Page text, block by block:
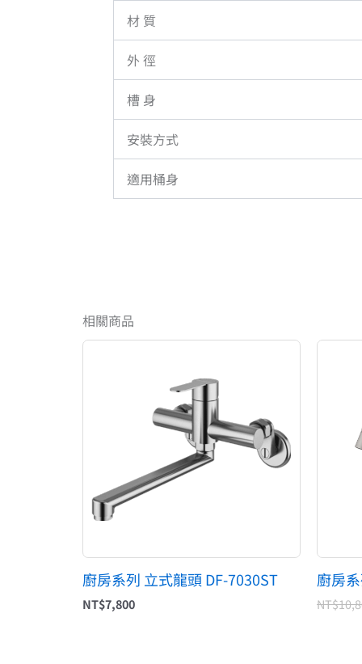
材 質
外 徑
槽 身
安裝方式
適用桶身
相關商品
廚房系列 立式龍頭 DF-7030ST
NT$7,800
廚房
NT$